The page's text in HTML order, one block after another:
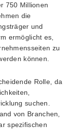
750 Millionen
die
und
ermöglicht es,
zu
können.
Rolle, da
suchen.
von Branchen,
spezifischen